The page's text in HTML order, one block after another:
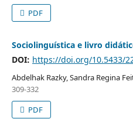
PDF
Sociolinguística e livro
DOI: https://doi.org/10.5433/
Abdelhak Razky, Sandra Regina
309-332
PDF